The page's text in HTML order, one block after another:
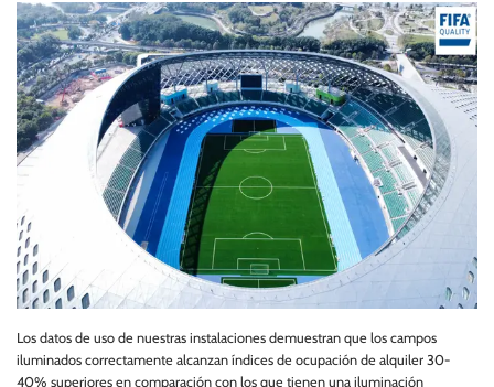
Los datos de uso de nuestras instalaciones demuestran que los campos
iluminados correctamente alcanzan índices de ocupación de alquiler 30-
40% superiores en comparación con los que tienen una iluminación